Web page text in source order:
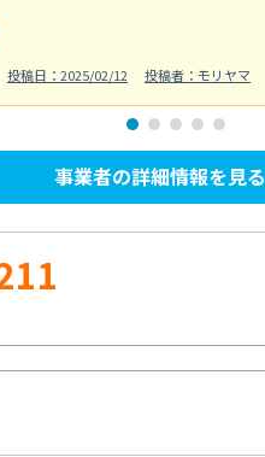
投稿日：2025/02/12 投稿者：モリヤマ
事業者の詳細情報を見る